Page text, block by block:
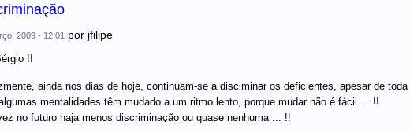
2009 - 12:01 por jfilipe
!!
ainda nos dias de hoje, continuam-se a disciminar os deficientes, apesar de
mentalidades têm mudado a um ritmo lento, porque mudar não é fácil ... !!
no futuro haja menos discriminação ou quase nenhuma ... !!